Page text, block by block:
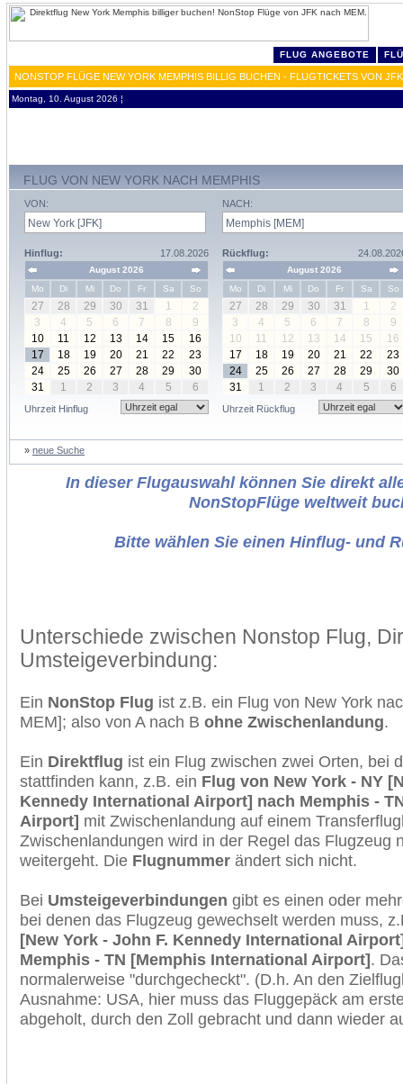
FLUG ANGEBOTE
NONSTOP FLÜGE NEW YORK MEMPHIS BILLIG BUCHEN - FLUGTICKETS VON
Montag, 10. August 2026 ¦
FLUG VON NEW YORK NACH MEMPHIS
VON:
Hinflug: 17.08.2026
August 2026
Mo
Di Mi Do Fr Sa So
27 28 29 30 31 1
2
3
4 5 6 7 8
9
10
11 12 13 14 15
16
17
18 19 20 21 22
23
24
25 26 27 28 29
30
31
1 2 3 4 5 6
Uhrzeit Hinflug
NACH:
Rückflug:
August 2026
Mo
Di Mi Do Fr Sa So
27 28 29 30 31 1
2
3
4 5 6 7 8
9
10
11 12 13 14 15
16
17
18 19 20 21 22
23
24
25 26 27 28 29
30
31
1 2 3 4 5 6
Uhrzeit Rückflug
» neue Suche
In dieser Flugauswahl können Sie direkt
NonStopFlüge weltweit
Bitte wählen Sie einen Hinflug- und
Unterschiede zwischen Nonstop Flug,
Umsteigeverbindung:
Ein NonStop Flug ist z.B. ein Flug von New York
MEM]; also von A nach B ohne Zwischenlandung.
Ein Direktflug ist ein Flug zwischen zwei Orten, bei
stattfinden kann, z.B. ein Flug von New York - NY
Kennedy International Airport] nach Memphis -
Airport] mit Zwischenlandung auf einem
Zwischenlandungen wird in der Regel das Flugzeug
weitergeht. Die Flugnummer ändert sich nicht.
Bei Umsteigeverbindungen gibt es einen oder
bei denen das Flugzeug gewechselt werden muss,
[New York - John F. Kennedy International
Memphis - TN [Memphis International Airport].
normalerweise "durchgecheckt". (D.h. An den
Ausnahme: USA, hier muss das Fluggepäck am
abgeholt, durch den Zoll gebracht und dann wieder